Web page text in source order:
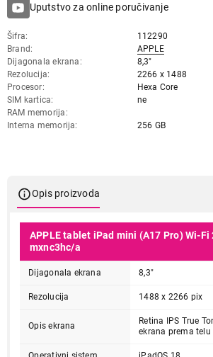
Uputstvo za online poručivanje
Šifra
112290
Brand
APPLE
Dijagonala ekrana
8,3"
Rezolucija
2266 x 1488
Procesor
Hexa Core
SIM kartica
ne
RAM memorija
Interna memorija
256 GB
Opis proizvoda
APPLE tablet iPad mini (A17 Pro) Wi-Fi
mxnc3hc/a
Dijagonala ekrana 8,3"
Rezolucija 1488 x 2266 pix
Opis ekrana
Retina IPS True
ekrana prema telu